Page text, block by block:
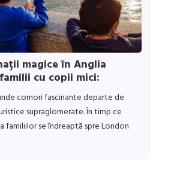
magice în Anglia
cu copii mici:
comori fascinante departe de
supraglomerate. În timp ce
familiilor se îndreaptă spre London